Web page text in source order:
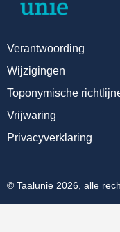
Verantwoording
Wijzigingen
Toponymische
Vrijwaring
Privacyverklaring
© Taalunie 2026, alle